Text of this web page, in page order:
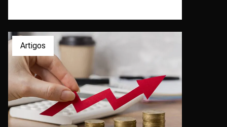
Artigos